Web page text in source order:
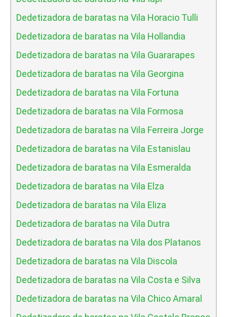
Dedetizadora de baratas na Vila Horacio Tulli
Dedetizadora de baratas na Vila Hollandia
Dedetizadora de baratas na Vila Guararapes
Dedetizadora de baratas na Vila Georgina
Dedetizadora de baratas na Vila Fortuna
Dedetizadora de baratas na Vila Formosa
Dedetizadora de baratas na Vila Ferreira Jorge
Dedetizadora de baratas na Vila Estanislau
Dedetizadora de baratas na Vila Esmeralda
Dedetizadora de baratas na Vila Elza
Dedetizadora de baratas na Vila Eliza
Dedetizadora de baratas na Vila Dutra
Dedetizadora de baratas na Vila dos Platanos
Dedetizadora de baratas na Vila Discola
Dedetizadora de baratas na Vila Costa e Silva
Dedetizadora de baratas na Vila Chico Amaral